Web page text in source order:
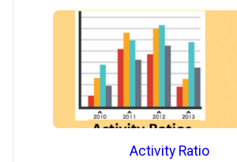
Activity Ratio